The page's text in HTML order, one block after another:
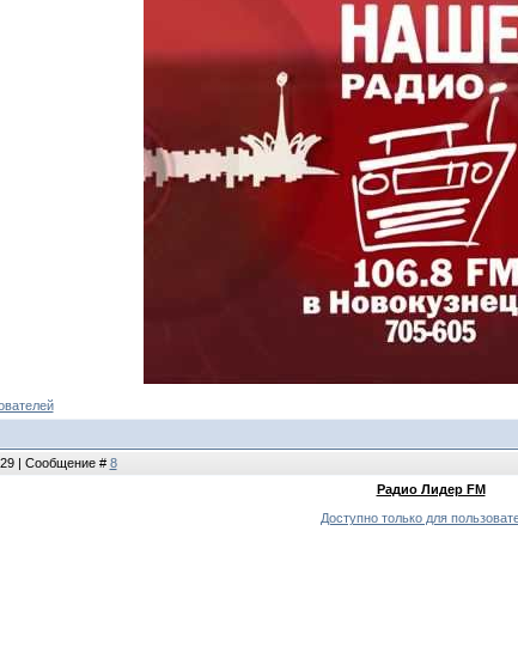
| Сообщение # 8
Радио Лидер FM
Доступно только для